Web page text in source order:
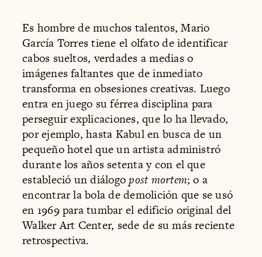
Es hombre de muchos talentos, Mario
García Torres tiene el olfato de identificar
cabos sueltos, verdades a medias o
imágenes faltantes que de inmediato
transforma en obsesiones creativas. Luego
entra en juego su férrea disciplina para
perseguir explicaciones, que lo ha llevado,
por ejemplo, hasta Kabul en busca de un
pequeño hotel que un artista administró
durante los años setenta y con el que
estableció un diálogopost mortem; o a
encontrar la bola de demolición que se usó
en 1969 para tumbar el edificio original del
Walker Art Center, sede de su más reciente
retrospectiva.